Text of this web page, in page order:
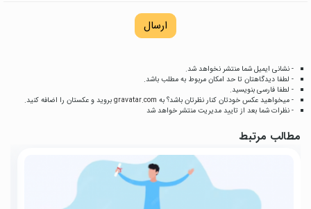
ارسال
- نشانی ایمیل شما منتشر نخواهد شد.
- لطفا دیدگاهتان تا حد امکان مربوط به مطلب باشد.
- لطفا فارسی بنویسید.
- میخواهید عکس خودتان کنار نظرتان باشد؟ به gravatar.com بروید و عکستان را اضافه کنید.
- نظرات شما بعد از تایید مدیریت منتشر خواهد شد
مطالب مرتبط